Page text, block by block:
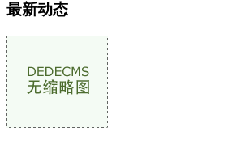
最新动态